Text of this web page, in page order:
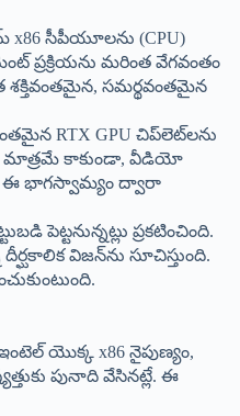
x86 సీపీయూలను (CPU)
మరింత వేగవంతం
శక్తివంతమైన, సమర్థవంతమైన
RTX GPU చిప్‌లెట్‌లను
మాత్రమే కాకుండా, వీడియో
ఈ భాగస్వామ్యం ద్వారా
పెట్టనున్నట్లు ప్రకటించింది.
విజన్‌ను సూచిస్తుంది.
యొక్క x86 నైపుణ్యం,
పునాది వేసినట్లే. ఈ